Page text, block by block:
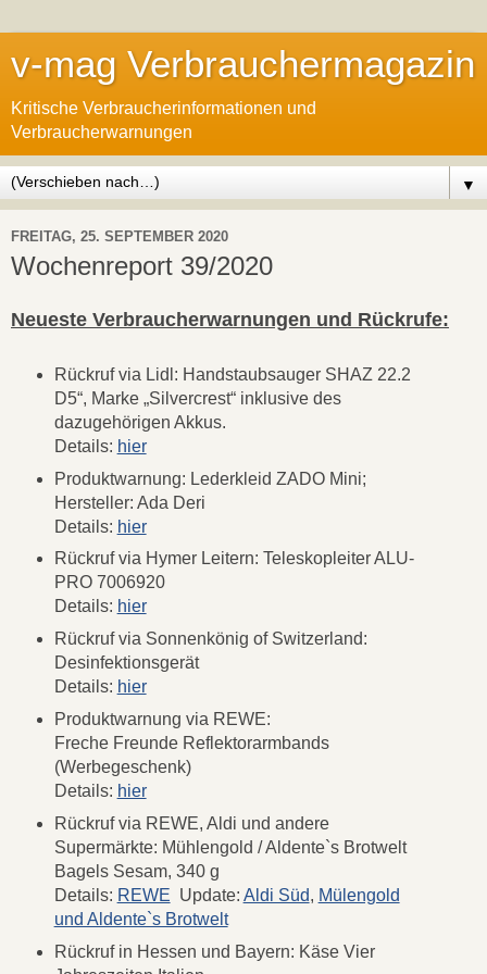
v-mag Verbrauchermagazin
Kritische Verbraucherinformationen und
Verbraucherwarnungen
▼
FREITAG, 25. SEPTEMBER 2020
Wochenreport 39/2020
Neueste Verbraucherwarnungen und Rückrufe:
Rückruf via Lidl: Handstaubsauger SHAZ 22.2
D5“, Marke „Silvercrest“ inklusive des
dazugehörigen Akkus.
Details: hier
Produktwarnung: Lederkleid ZADO Mini;
Hersteller: Ada Deri
Details: hier
Rückruf via Hymer Leitern: Teleskopleiter ALU-
PRO 7006920
Details: hier
Rückruf via Sonnenkönig of Switzerland:
Desinfektionsgerät
Details: hier
Produktwarnung via REWE:
Freche Freunde Reflektorarmbands
(Werbegeschenk)
Details: hier
Rückruf via REWE, Aldi und andere
Supermärkte: Mühlengold / Aldente`s Brotwelt
Bagels Sesam, 340 g
Details: REWE Update: Aldi Süd, Mülengold
und Aldente`s Brotwelt
Rückruf in Hessen und Bayern: Käse Vier